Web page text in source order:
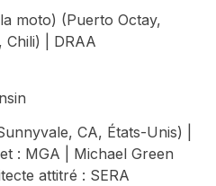
moto) (Puerto Octay,
Chili) | DRAA
CA, États-Unis) |
: MGA | Michael Green
attitré : SERA